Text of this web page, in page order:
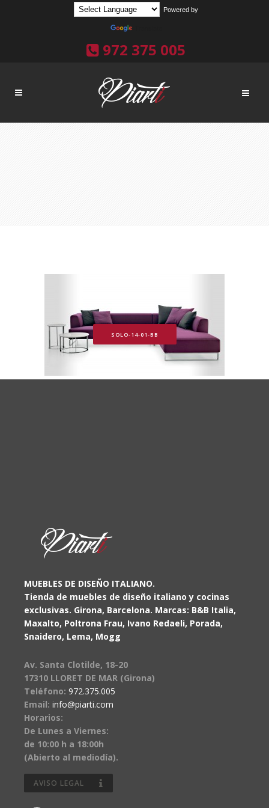
Powered by
972 375 005
SOLO-14-01-BB
MUEBLES DE DISEÑO ITALIANO.
Tienda de muebles de diseño italiano y cocinas
exclusivas. Girona, Barcelona. Marcas: B&B Italia,
Maxalto, Poltrona Frau, Ivano Redaeli, Porada,
Snaidero, Lema, Mogg
Av. Santa Clotilde, 18-20
17310 LLORET DE MAR (Girona)
Teléfono: 972.375.005
Email: info@piarti.com
Horarios:
De Lunes a Viernes:
de 10:00 h a 18:00h
(Abierto al mediodía).
AVISO LEGAL